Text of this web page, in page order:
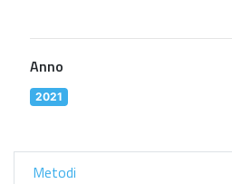
Anno
2021
Metodi